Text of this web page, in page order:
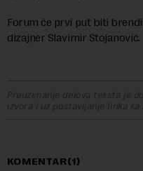
Forum će prvi put biti
dizajner Slavimir Stojanović.
Preuzimanje delova teksta je
izvora i uz postavljanje linka ka
KOMENTAR(1)